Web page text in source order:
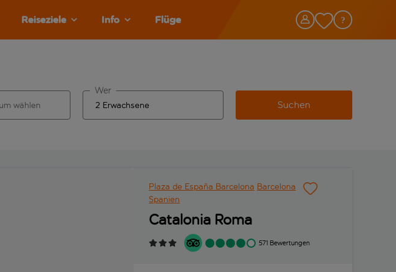
Reiseziele Info Flüge
wählen
Wer
Suchen
Plaza de España Barcelona Barcelona
Spanien
Catalonia Roma
571 Bewertungen